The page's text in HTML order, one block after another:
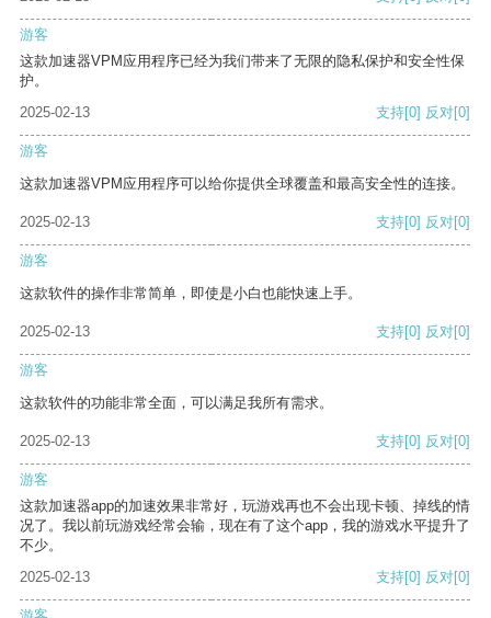
游客
这款加速器VPM应用程序已经为我们带来了无限的隐私保护和安全性保
护。
2025-02-13
支持[0] 反对[0]
游客
这款加速器VPM应用程序可以给你提供全球覆盖和最高安全性的连接。
2025-02-13 支持[0] 反对[0]
游客
这款软件的操作非常简单，即使是小白也能快速上手。
2025-02-13 支持[0] 反对[0]
游客
这款软件的功能非常全面，可以满足我所有需求。
2025-02-13 支持[0] 反对[0]
游客
这款加速器app的加速效果非常好，玩游戏再也不会出现卡顿、掉线的情
况了。我以前玩游戏经常会输，现在有了这个app，我的游戏水平提升了
不少。
2025-02-13
支持[0] 反对[0]